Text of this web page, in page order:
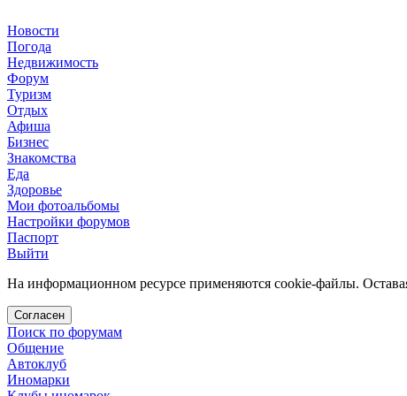
Новости
Погода
Недвижимость
Форум
Туризм
Отдых
Афиша
Бизнес
Знакомства
Еда
Здоровье
Мои фотоальбомы
Настройки форумов
Паспорт
Выйти
На информационном ресурсе применяются cookie-файлы.
Согласен
Поиск по форумам
Общение
Автоклуб
Иномарки